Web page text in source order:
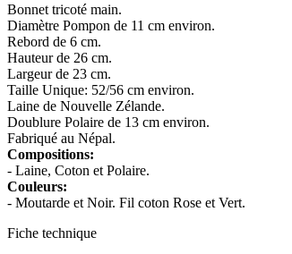
Bonnet tricoté main.
Diamètre Pompon de 11 cm environ.
Rebord de 6 cm.
Hauteur de 26 cm.
Largeur de 23 cm.
Taille Unique: 52/56 cm environ.
Laine de Nouvelle Zélande.
Doublure Polaire de 13 cm environ.
Fabriqué au Népal.
Compositions:
- Laine, Coton et Polaire.
Couleurs:
- Moutarde et Noir. Fil coton Rose et Vert.
Fiche technique